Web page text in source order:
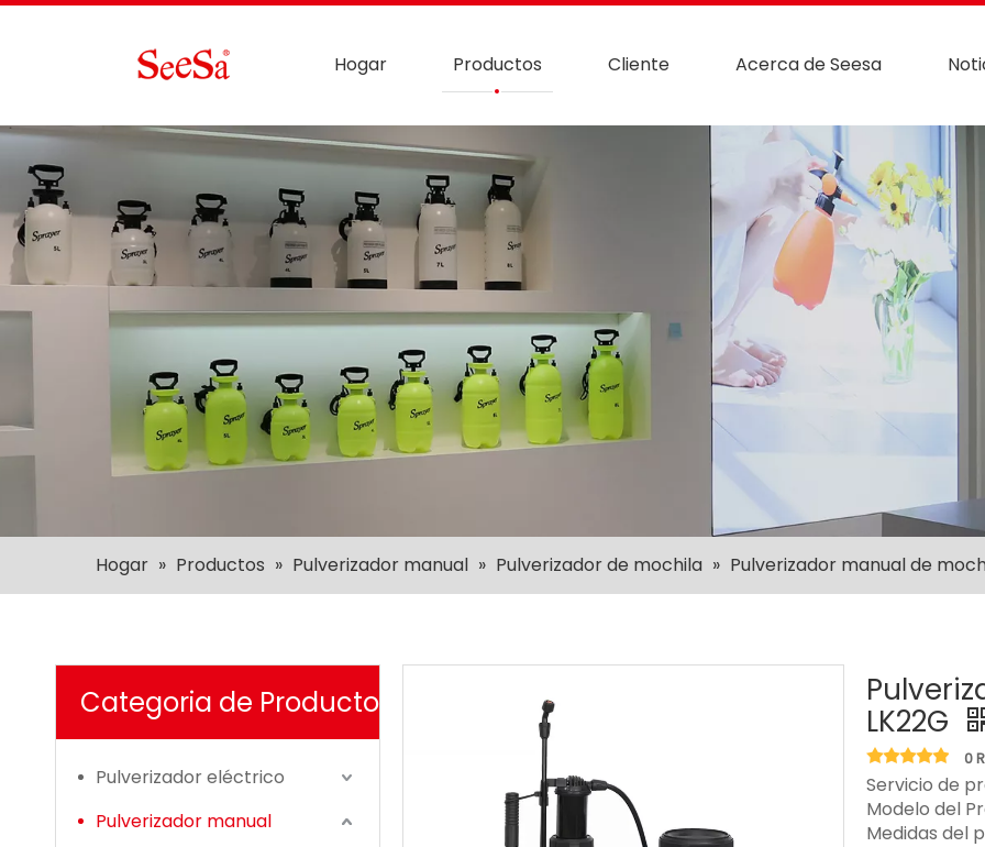
Hogar Productos Cliente Acerca de Seesa
Hogar » Productos » Pulverizador manual » Pulverizador de mochila » Pulverizador manual de
Categoria de Producto
Pulverizador eléctrico
Pulverizador manual
LK22G
0
Servicio de
Modelo del
Medidas del